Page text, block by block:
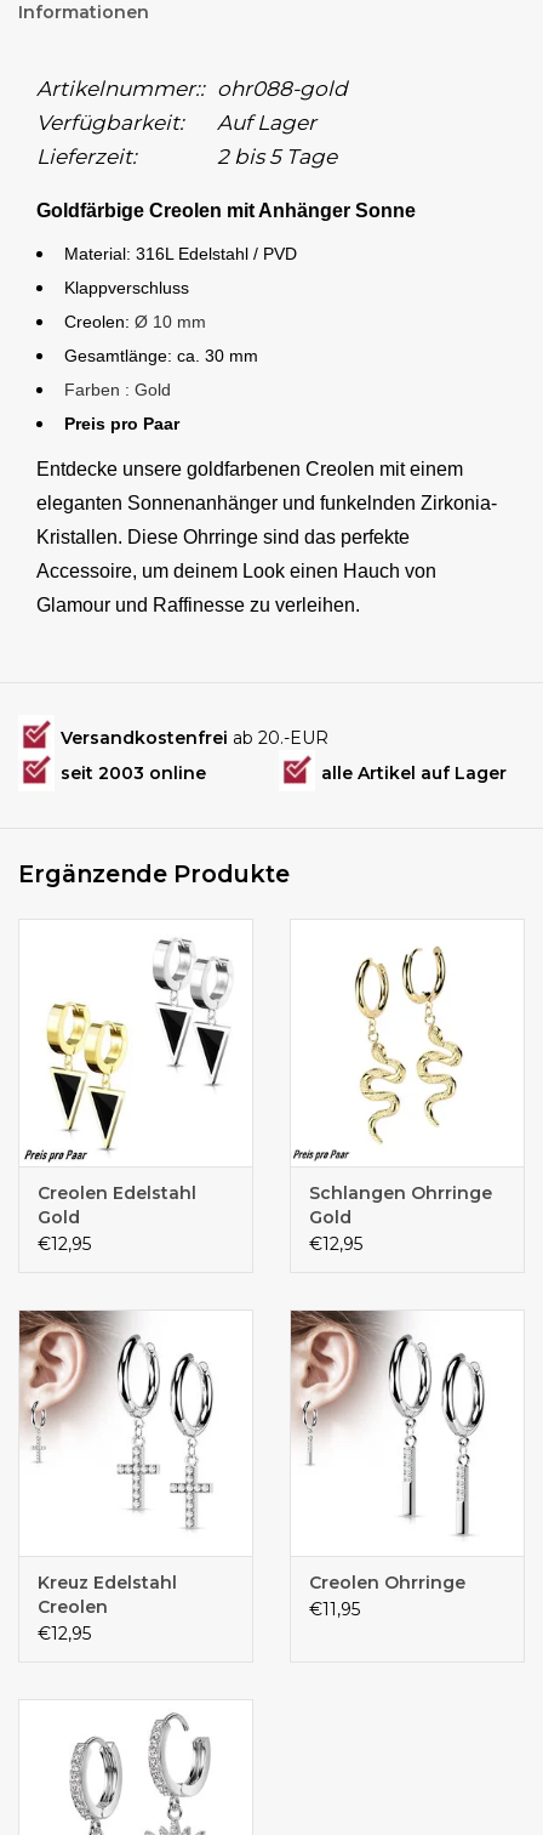
Informationen
Artikelnummer:: ohr088-gold
Verfügbarkeit:
Auf Lager
Lieferzeit:
2 bis 5 Tage
Goldfärbige Creolen mit Anhänger Sonne
Material: 316L Edelstahl / PVD
Klappverschluss
Creolen: Ø 10 mm
Gesamtlänge: ca. 30 mm
Farben : Gold
Preis pro Paar
Entdecke unsere goldfarbenen Creolen mit einem
eleganten Sonnenanhänger und funkelnden Zirkonia-
Kristallen. Diese Ohrringe sind das perfekte
Accessoire, um deinem Look einen Hauch von
Glamour und Raffinesse zu verleihen.
Versandkostenfrei ab 20.-EUR
seit 2003 online
alle Artikel auf Lager
Ergänzende Produkte
Creolen Edelstahl
Gold
€12,95
Schlangen Ohrringe
Gold
€12,95
Kreuz Edelstahl
Creolen
€12,95
Creolen Ohrringe
€11,95